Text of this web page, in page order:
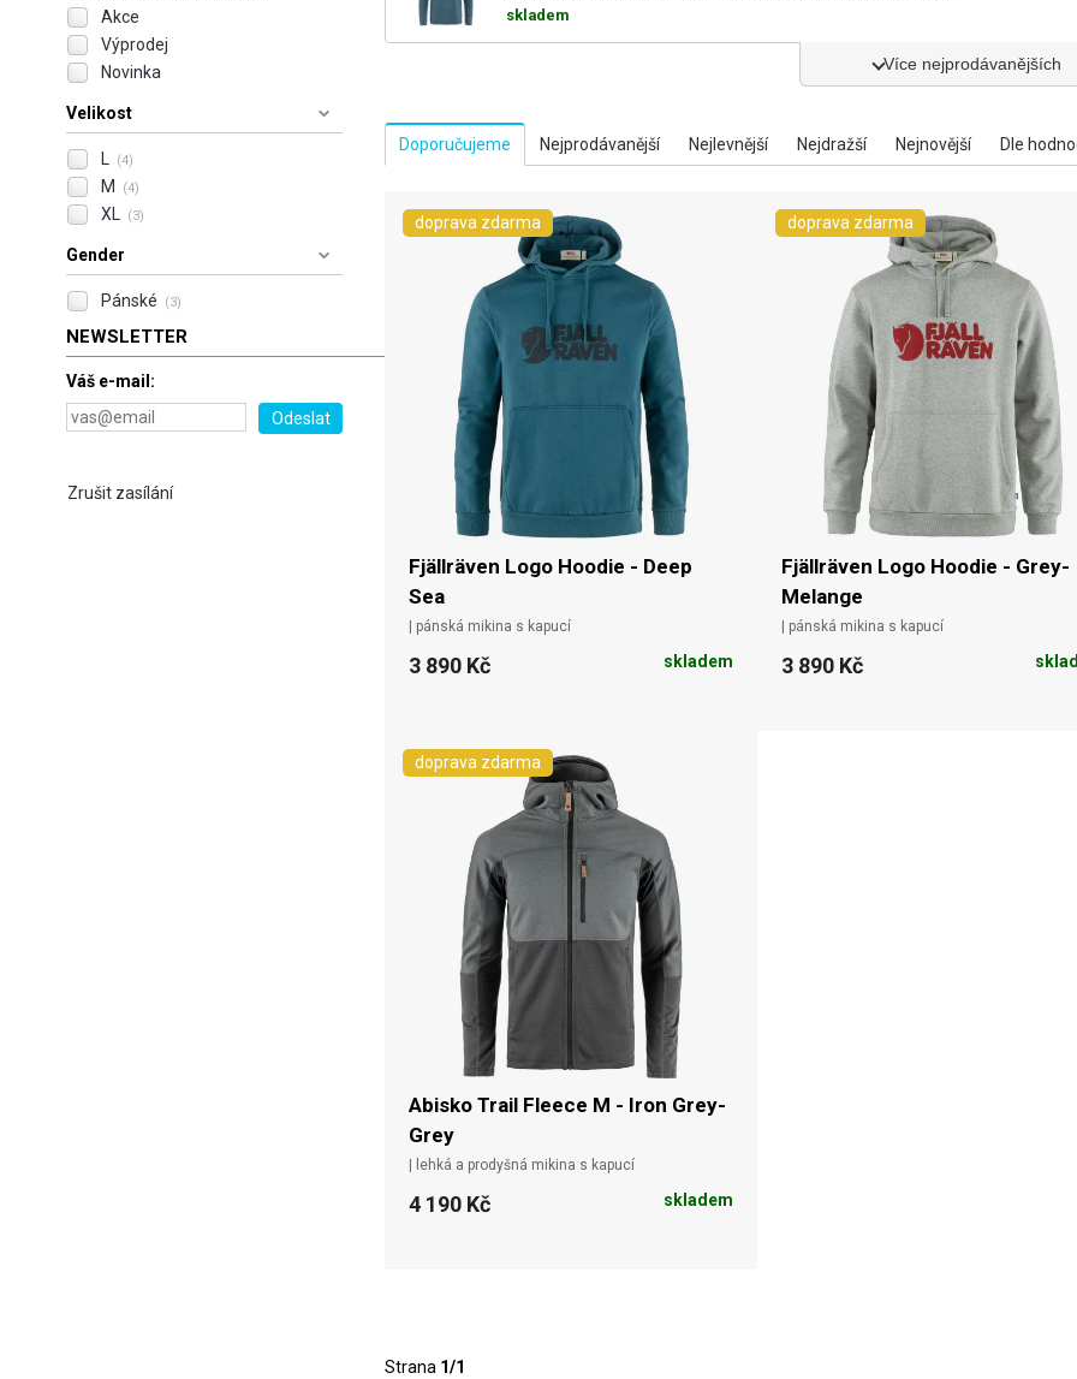
Akce
Výprodej
Novinka
Velikost
L (4)
M (4)
XL (3)
Gender
Pánské (3)
NEWSLETTER
Váš e-mail:
Zrušit zasílání
skladem
Více nejprodávanějších
doprava zdarma
Fjällräven Logo Hoodie - Deep
Sea
| pánská mikina s kapucí
3 890 Kč skladem
doprava zdarma
Fjällräven Logo Hoodie - Grey-
Melange
| pánská mikina s kapucí
3 890 Kč
doprava zdarma
Abisko Trail Fleece M - Iron Grey-
Grey
| lehká a prodyšná mikina s kapucí
4 190 Kč skladem
Strana 1/1